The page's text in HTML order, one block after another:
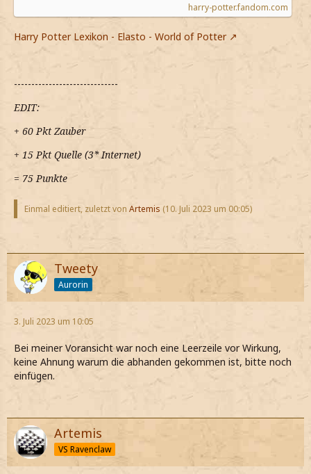
harry-potter.fandom.com
Harry Potter Lexikon - Elasto - World of Potter
------------------------------
EDIT:
+ 60 Pkt Zauber
+ 15 Pkt Quelle (3* Internet)
= 75 Punkte
Einmal editiert, zuletzt von Artemis (10. Juli 2023 um 00:05)
Tweety
Aurorin
3. Juli 2023 um 10:05
Bei meiner Voransicht war noch eine Leerzeile vor Wirkung,
keine Ahnung warum die abhanden gekommen ist, bitte noch
einfügen.
Artemis
VS Ravenclaw